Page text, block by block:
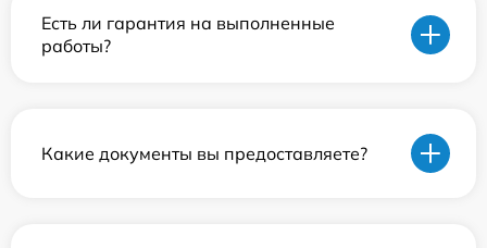
Есть ли гарантия на выполненные
работы?
Какие документы вы предоставляете?